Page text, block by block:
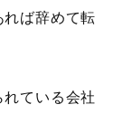
れば辞めて転
ている会社